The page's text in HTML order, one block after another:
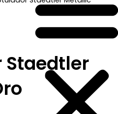
Staedtler